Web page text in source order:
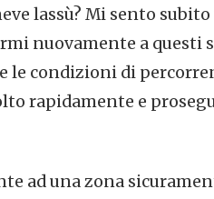
lassù? Mi sento subito
nuovamente a questi
le condizioni di
rapidamente e
ad una zona